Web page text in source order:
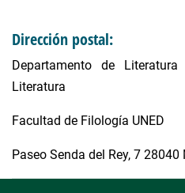
Dirección postal:
Departamento de
Literatura
Facultad de Filología UNED
Paseo Senda del Rey, 7 28040